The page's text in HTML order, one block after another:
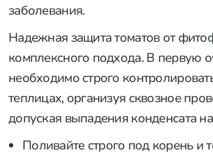
заболевания.
Надежная защита томатов от
комплексного подхода. В первую
необходимо строго
теплицах, организуя сквозное
допуская выпадения конденсата
Поливайте строго под корень и